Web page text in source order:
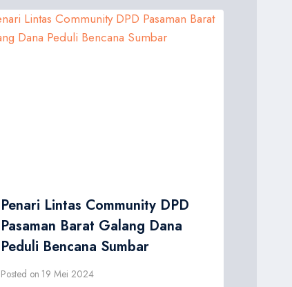
Penari Lintas Community DPD
Pasaman Barat Galang Dana
Peduli Bencana Sumbar
Posted on 19 Mei 2024